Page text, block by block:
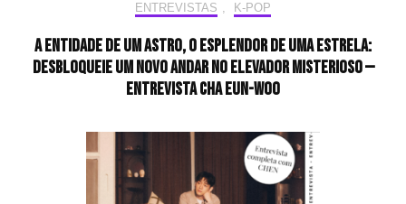
ENTREVISTAS , K-POP
A entidade de um astro, o esplendor de uma estrela:
desbloqueie um novo andar no elevador misterioso —
Entrevista CHA EUN-WOO